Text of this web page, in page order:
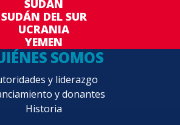
SUDÁN
SUDÁN DEL SUR
UCRANIA
YEMEN
SOMOS
y liderazgo
y donantes
Historia